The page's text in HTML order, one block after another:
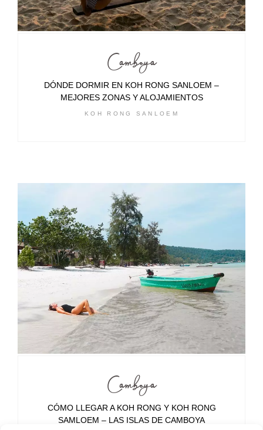
Camboya
DÓNDE DORMIR EN KOH RONG SANLOEM –
MEJORES ZONAS Y ALOJAMIENTOS
KOH RONG SANLOEM
Camboya
CÓMO LLEGAR A KOH RONG Y KOH RONG
SAMLOEM – LAS ISLAS DE CAMBOYA